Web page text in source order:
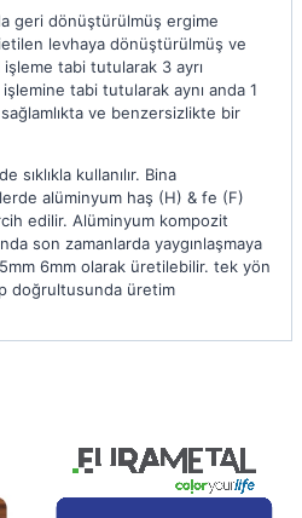
geri dönüştürülmüş ergime
levhaya dönüştürülmüş ve
işleme tabi tutularak 3 ayrı
tabi tutularak aynı anda 1
ve benzersizlikte bir
sıklıkla kullanılır. Bina
alüminyum haş (H) & fe (F)
edilir. Alüminyum kompozit
son zamanlarda yaygınlaşmaya
5mm 6mm olarak üretilebilir. tek yön
doğrultusunda üretim